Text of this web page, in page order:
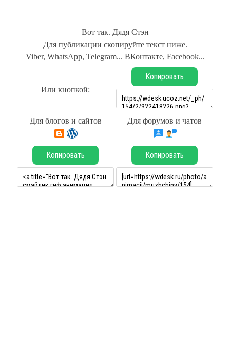
Вот так. Дядя Стэн
Для публикации скопируйте текст ниже.
Viber, WhatsApp, Telegram... ВКонтакте, Facebook...
Или кнопкой:
Копировать
Для блогов и сайтов Для форумов и чатов
Копировать Копировать